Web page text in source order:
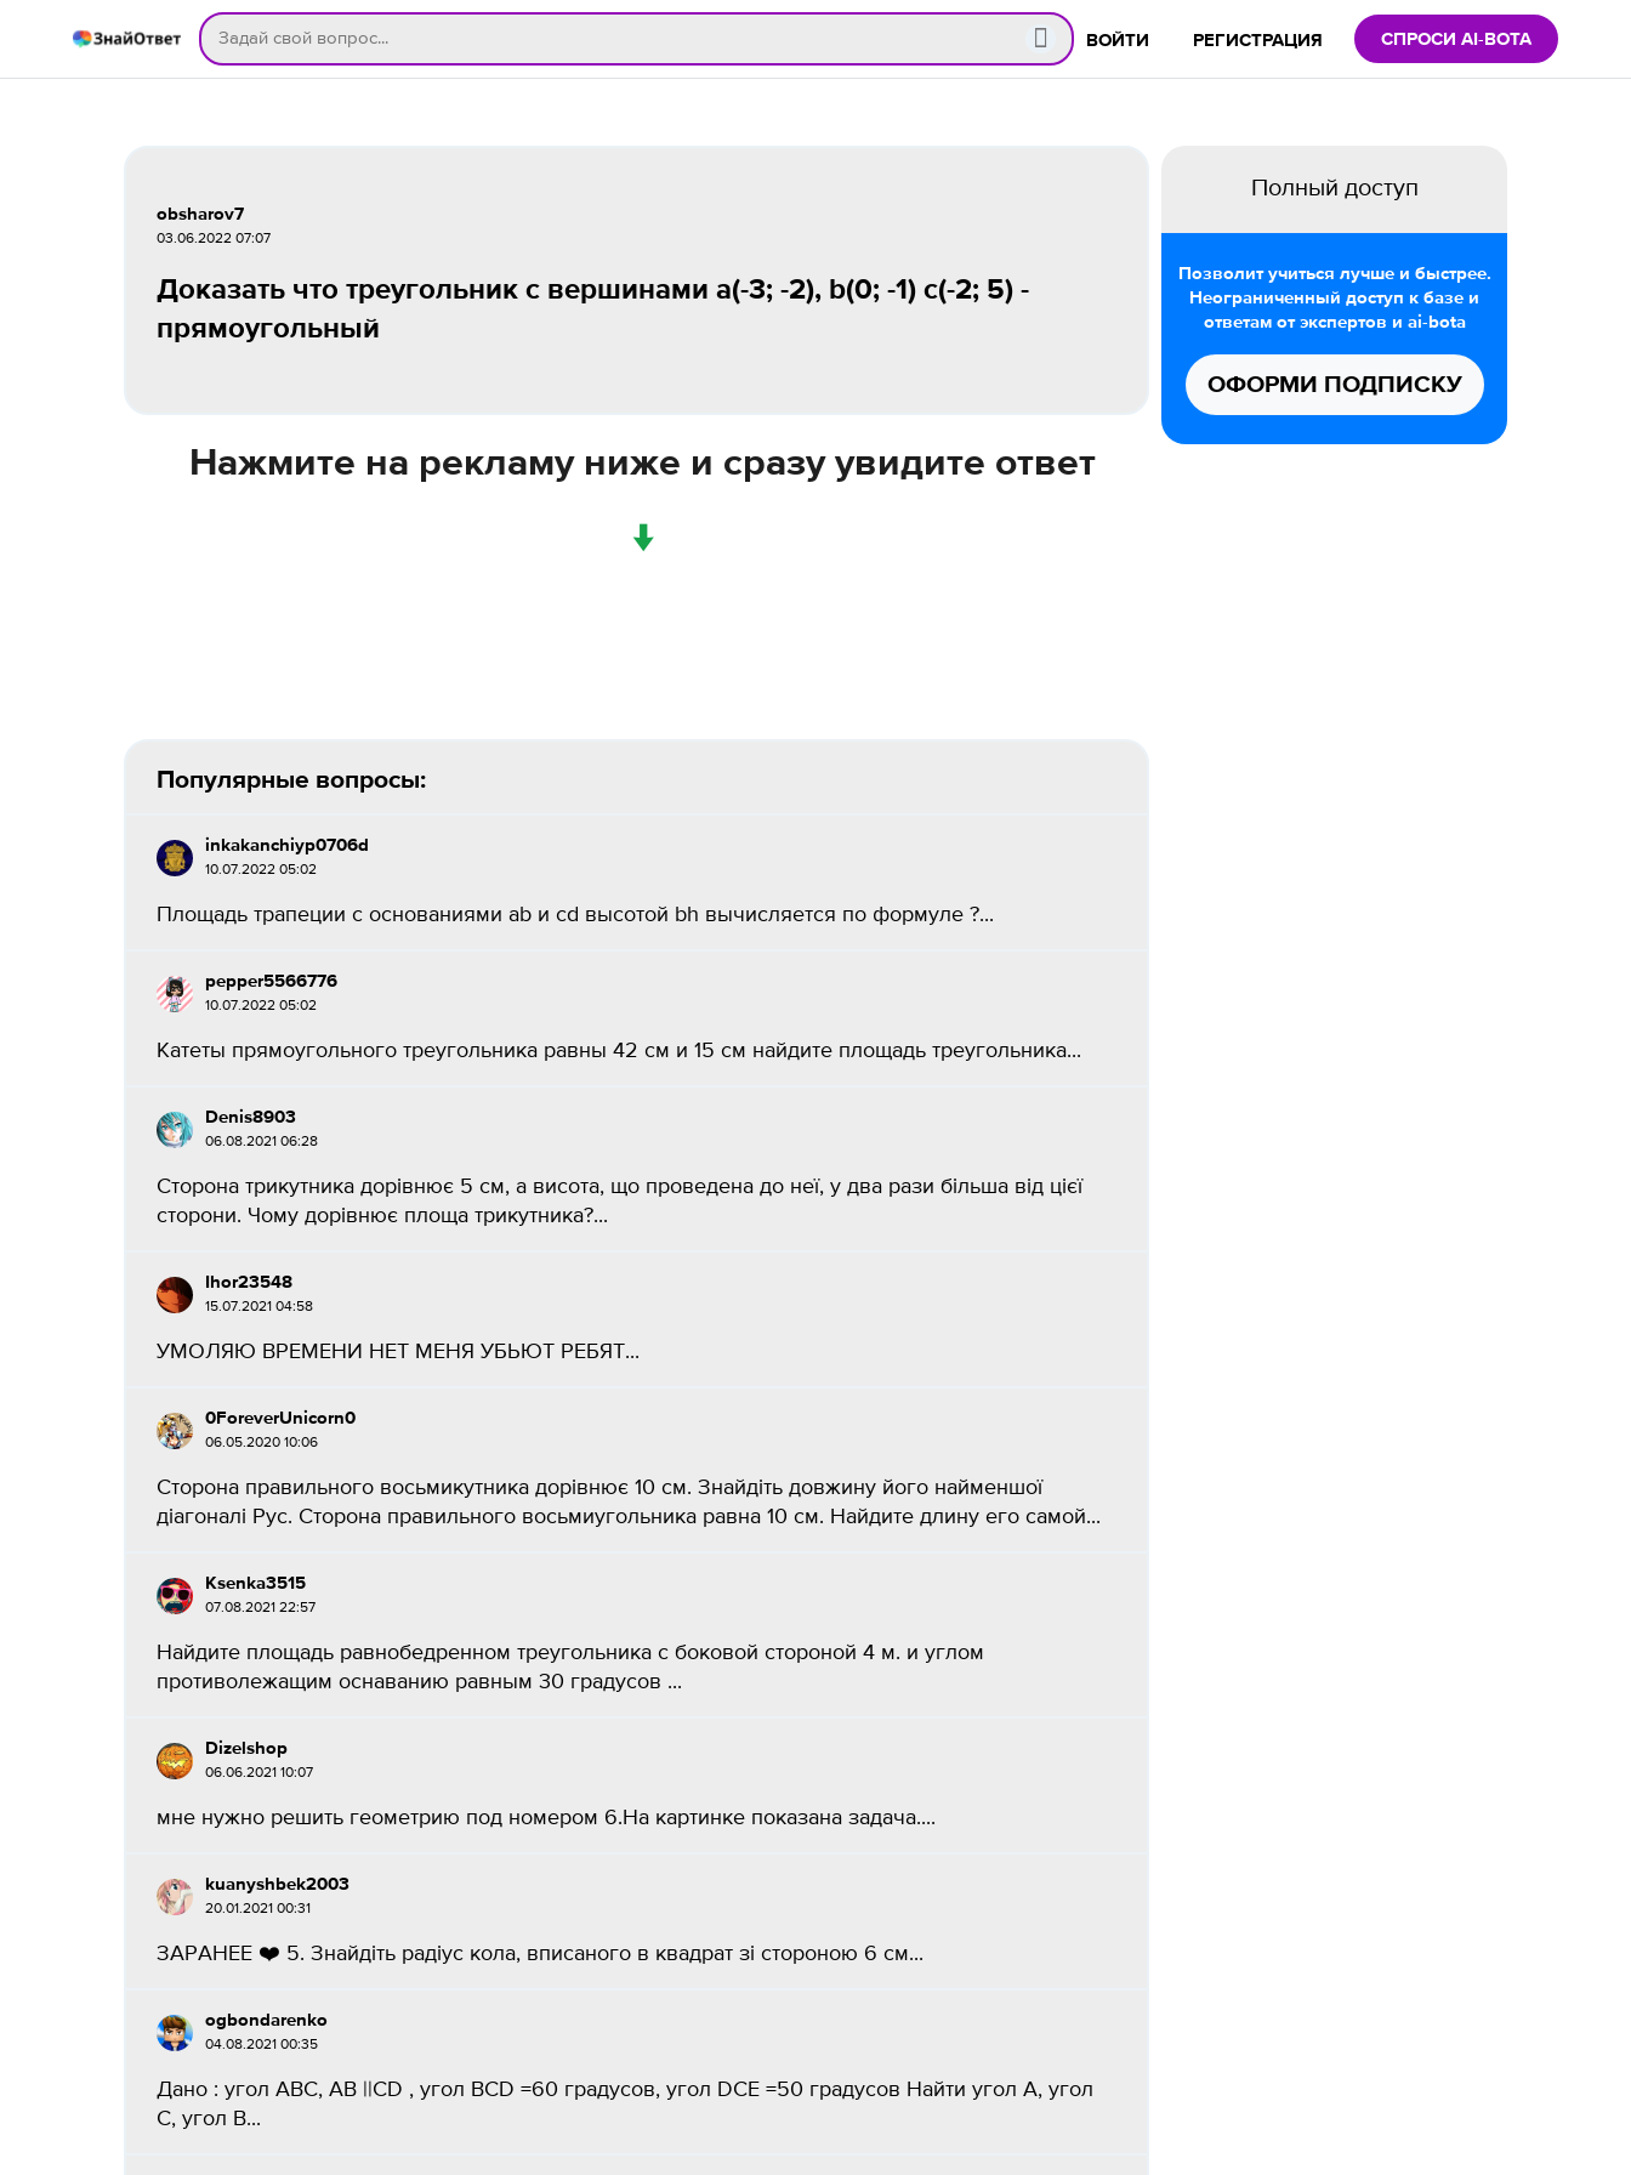
ВОЙТИ РЕГИСТРАЦИЯ СПРОСИ AI-BOTA
obsharov7
03.06.2022 07:07
Доказать что треугольник с вершинами a(-3; -2), b(0; -1) c(-2; 5) -
прямоугольный
Нажмите на рекламу ниже и сразу увидите ответ
↓
Популярные вопросы:
inkakanchiyp0706d
10.07.2022 05:02
Площадь трапеции с основаниями ab и cd высотой bh вычисляется по формуле ?...
pepper5566776
10.07.2022 05:02
Катеты прямоугольного треугольника равны 42 см и 15 см найдите площадь треугольника...
Denis8903
06.08.2021 06:28
Сторона трикутника дорівнює 5 см, а висота, що проведена до неї, у два рази більша від цієї
сторони. Чому дорівнює площа трикутника?...
Ihor23548
15.07.2021 04:58
УМОЛЯЮ ВРЕМЕНИ НЕТ МЕНЯ УБЬЮТ РЕБЯТ...
0ForeverUnicorn0
06.05.2020 10:06
Сторона правильного восьмикутника дорівнює 10 см. Знайдіть довжину його найменшої
діагоналі Рус. Сторона правильного восьмиугольника равна 10 см. Найдите длину его самой...
Ksenka3515
07.08.2021 22:57
Найдите площадь равнобедренном треугольника с боковой стороной 4 м. и углом
противолежащим оснаванию равным 30 градусов ​...
Dizelshop
06.06.2021 10:07
мне нужно решить геометрию под номером 6.На картинке показана задача....
kuanyshbek2003
20.01.2021 00:31
ЗАРАНЕЕ ❤️ 5. Знайдіть радіус кола, вписаного в квадрат зі стороною 6 см...
ogbondarenko
04.08.2021 00:35
Дано : угол ABC, AB ||CD , угол BCD =60 градусов, угол DCE =50 градусов Найти угол A, угол
C, угол B...
Полный доступ
Позволит учиться лучше и быстрее.
Неограниченный доступ к базе и
ответам от экспертов и ai-bota
ОФОРМИ ПОДПИСКУ